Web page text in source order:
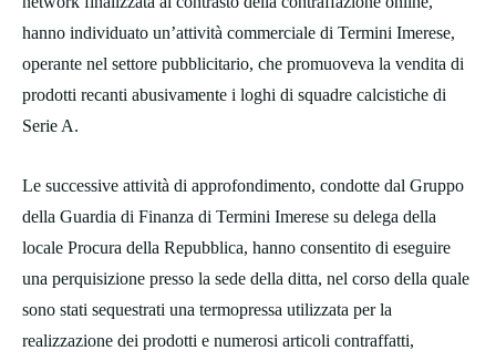
hanno individuato un’attività commerciale di Termini Imerese,
operante nel settore pubblicitario, che promuoveva la vendita di
prodotti recanti abusivamente i loghi di squadre calcistiche di
Serie A.
Le successive attività di approfondimento, condotte dal Gruppo
della Guardia di Finanza di Termini Imerese su delega della
locale Procura della Repubblica, hanno consentito di eseguire
una perquisizione presso la sede della ditta, nel corso della quale
sono stati sequestrati una termopressa utilizzata per la
realizzazione dei prodotti e numerosi articoli contraffatti,